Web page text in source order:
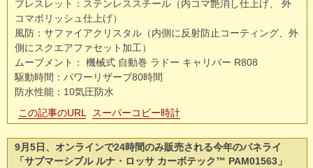
ブレスレット：ステンレススチール（内コマ艶消し仕上げ、 外
コマポリッシュ仕上げ）
風防：サファイアクリスタル（内側に反射防止コーティング、外
側にスクエアファセット加工）
ムーブメント： 機械式 自動巻 ラドー キャリバー R808
駆動時間：パワーリザーブ80時間
防水性能：10気圧防水
この記事のURL スーパーコピー時計
9月5日、オンラインで24時間のみ販売される今年のパネライ
「サブマーシブル ルナ・ロッサ カーボテック™ PAM01563」